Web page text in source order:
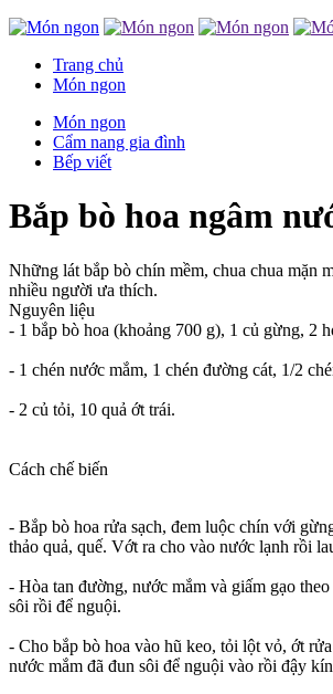
Trang chủ
Món ngon
Món ngon
Cẩm nang gia đình
Bếp viết
Bắp bò hoa ngâm
Những lát bắp bò chín mềm, chua chua mặn
nhiều người ưa thích.
Nguyên liệu
- 1 bắp bò hoa (khoảng 700 g), 1 củ gừng, 2
- 1 chén nước mắm, 1 chén đường cát, 1/2
- 2 củ tỏi, 10 quả ớt trái.
Cách chế biến
- Bắp bò hoa rửa sạch, đem luộc chín với
thảo quả, quế. Vớt ra cho vào nước lạnh rồi
- Hòa tan đường, nước mắm và giấm gạo
sôi rồi để nguội.
- Cho bắp bò hoa vào hũ keo, tỏi lột vỏ, ớt
nước mắm đã đun sôi để nguội vào rồi đậy